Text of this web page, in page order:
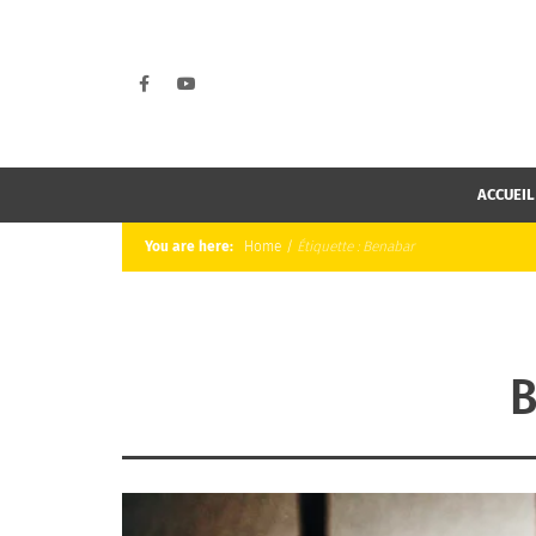
ACCUEIL
You are here: Home / Étiquette : Benabar